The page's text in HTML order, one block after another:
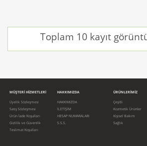
Toplam 10 kayıt
MÜŞTERİ HİZMETLERİ
Üyelik Sözleşmesi
Satış Sözleşmesi
Ürün İade Koşulları
Gizlilik ve Güvenlik
Teslimat Koşulları
HAKKIMIZDA
HAKKIMIZDA
İLETİŞİM
HESAP NUMARALARI
S.S.S.
ÜRÜNLERİMİZ
Çeşitli
Kozmetik Ürünler
Kişisel Bakım
Sağlık